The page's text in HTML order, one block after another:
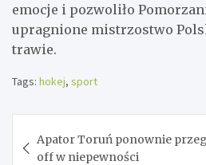
emocje i pozwoliło
upragnione mistrzostwo
trawie.
Tags: hokej, sport
wpisu
Apator Toruń ponownie
off w niepewności